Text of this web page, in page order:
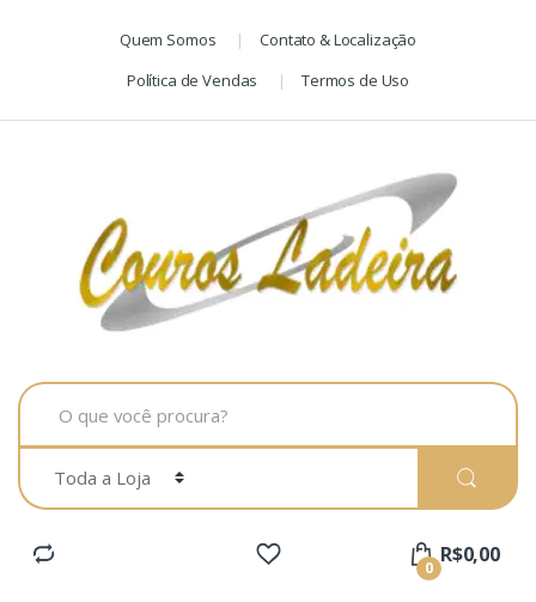
Quem Somos
Contato & Localização
Política de Vendas
Termos de Uso
Search
for:
0
R$0,00